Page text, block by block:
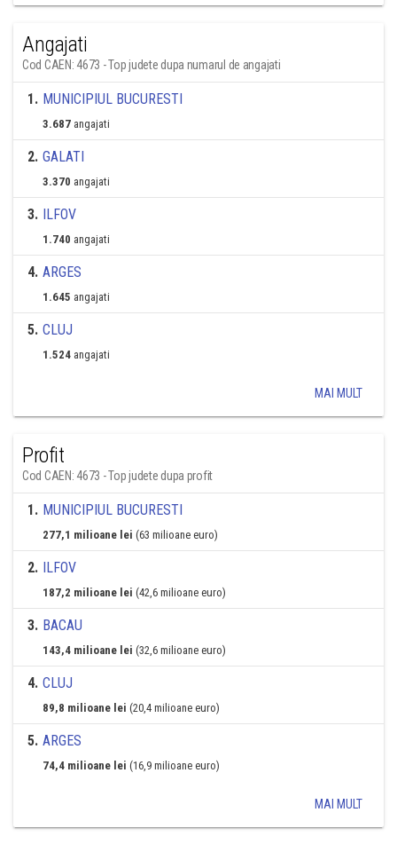
Angajati
Cod CAEN: 4673 - Top judete dupa numarul de angajati
1. MUNICIPIUL BUCURESTI
3.687 angajati
2. GALATI
3.370 angajati
3. ILFOV
1.740 angajati
4. ARGES
1.645 angajati
5. CLUJ
1.524 angajati
MAI MULT
Profit
Cod CAEN: 4673 - Top judete dupa profit
1. MUNICIPIUL BUCURESTI
277,1 milioane lei (63 milioane euro)
2. ILFOV
187,2 milioane lei (42,6 milioane euro)
3. BACAU
143,4 milioane lei (32,6 milioane euro)
4. CLUJ
89,8 milioane lei (20,4 milioane euro)
5. ARGES
74,4 milioane lei (16,9 milioane euro)
MAI MULT